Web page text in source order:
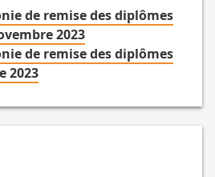
de remise des diplômes
2023
de remise des diplômes
2023